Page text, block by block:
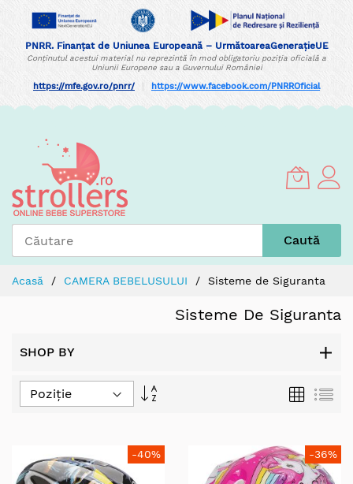
PNRR. Finanțat de Uniunea Europeană – UrmătoareaGenerațieUE
Conținutul acestui material nu reprezintă în mod obligatoriu poziția oficială a
Uniunii Europene sau a Guvernului României
https://mfe.gov.ro/pnrr/ https://www.facebook.com/PNRROficial
Content
Caută
Acasă CAMERA BEBELUSULUI Sisteme de Siguranta
Sisteme De Siguranta
SHOP BY
Set
Grilă
-40% -36%